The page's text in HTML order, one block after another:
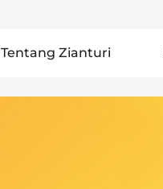
Tentang Zianturi